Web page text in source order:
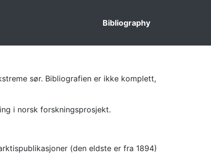
Bibliography
sør. Bibliografien er ikke komplett,
i norsk forskningsprosjekt.
(den eldste er fra 1894)